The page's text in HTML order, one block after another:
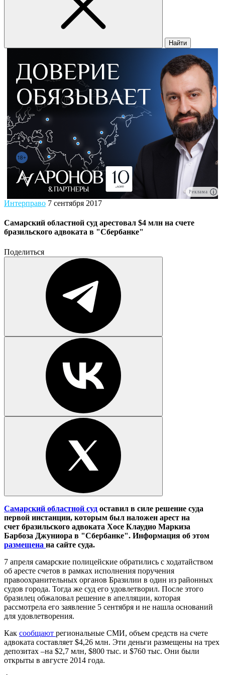
Найти
Реклама
Интерправо 7 сентября 2017
Самарский областной суд арестовал $4 млн на счете
бразильского адвоката в "Сбербанке"
Поделиться
Самарский областной суд оставил в силе решение суда
первой инстанции, которым был наложен арест на
счет бразильского адвоката Хосе Клаудио Маркиза
Барбоза Джуниора в "Сбербанке". Информация об этом
размещена на сайте суда.
7 апреля самарские полицейские обратились с ходатайством
об аресте счетов в рамках исполнения поручения
правоохранительных органов Бразилии в один из районных
судов города. Тогда же суд его удовлетворил. После этого
бразилец обжаловал решение в апелляции, которая
рассмотрела его заявление 5 сентября и не нашла оснований
для удовлетворения.
Как сообщают региональные СМИ, объем средств на счете
адвоката составляет $4,26 млн. Эти деньги размещены на трех
депозитах –на $2,7 млн, $800 тыс. и $760 тыс. Они были
открыты в августе 2014 года.